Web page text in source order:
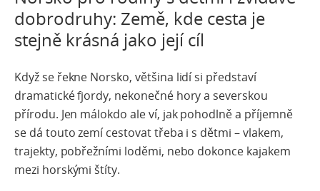
dobrodruhy: Země, kde cesta je
stejně krásná jako její cíl
Když se řekne Norsko, většina lidí si představí
dramatické fjordy, nekonečné hory a severskou
přírodu. Jen málokdo ale ví, jak pohodlně a příjemně
se dá touto zemí cestovat třeba i s dětmi – vlakem,
trajekty, pobřežními loděmi, nebo dokonce kajakem
mezi horskými štíty.